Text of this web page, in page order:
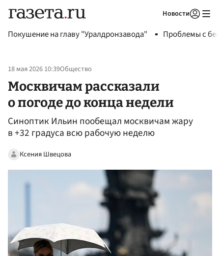
Новости
Покушение на главу "Уралдронзавода" Проблемы с
18 мая 2026 10:39Общество
Москвичам рассказали
о погоде до конца недели
Синоптик Ильин пообещал москвичам жару
в +32 градуса всю рабочую неделю
Ксения Швецова